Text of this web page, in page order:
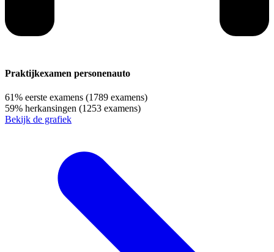
Praktijkexamen personenauto
61% eerste examens (1789 examens)
59% herkansingen (1253 examens)
Bekijk de grafiek